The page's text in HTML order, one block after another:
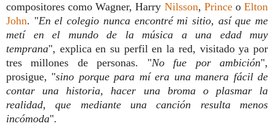
compositores como Wagner, Harry Nilsson, PrinceoElton
John. "En el colegio nunca encontré mi sitio, así que me
metí en el mundo de la música a una edad muy
temprana", explica en su perfil en la red, visitado ya por
tres millones de personas. "No fue por ambición",
prosigue, "sino porque para mí era una manera fácil de
contar una historia, hacer una broma o plasmar la
realidad, que mediante una canción resulta menos
incómoda".